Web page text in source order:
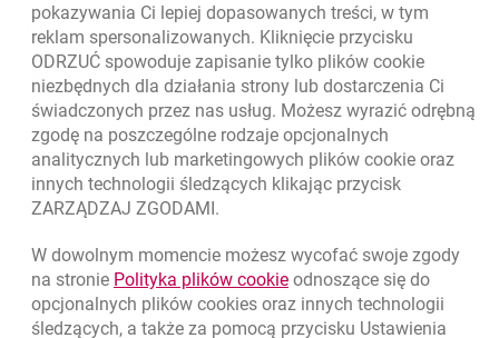
O banku
Kursy wymiany walut
Kursy wymiany walut. Data aktualizacji: 5.08.2026, 12:49:02
WALUTA KUPNO SPRZEDAŻ
EUR 4.1406 4.4633
USD 3.8653
Odpowiedzialny biznes
Regulacje zewnętrzne
pokazywania Ci lepiej dopasowanych treści, w tym
reklam spersonalizowanych. Kliknięcie przycisku
ODRZUĆ spowoduje zapisanie tylko plików cookie
niezbędnych dla działania strony lub dostarczenia Ci
świadczonych przez nas usług. Możesz wyrazić odrębną
zgodę na poszczególne rodzaje opcjonalnych
analitycznych lub marketingowych plików cookie oraz
innych technologii śledzących klikając przycisk
ZARZĄDZAJ ZGODAMI.
W dowolnym momencie możesz wycofać swoje zgody
na stronie Polityka plików cookielink otwiera się w nowym
odnoszące się do
opcjonalnych plików cookies oraz innych technologii
śledzących, a także za pomocą przycisku Ustawienia